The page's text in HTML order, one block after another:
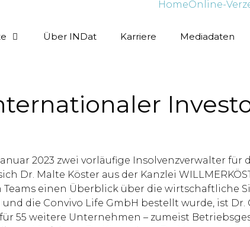
HomeOnline-
Über INDat Karriere Mediadaten
2023 zwei vorläufige Insolvenzverwalter
Dr. Malte Köster aus der Kanzlei
einen Überblick über die wirtschaftliche
die Convivo Life GmbH bestellt wurde, ist
55 weitere Unternehmen – zumeist